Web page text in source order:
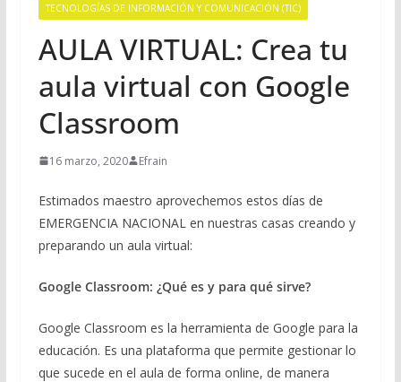
TECNOLOGÍAS DE INFORMACIÓN Y COMUNICACIÓN (TIC)
AULA VIRTUAL: Crea tu
aula virtual con Google
Classroom
16 marzo, 2020 Efrain
Estimados maestro aprovechemos estos días de
EMERGENCIA NACIONAL en nuestras casas creando y
preparando un aula virtual:
Google Classroom: ¿Qué es y para qué sirve?
Google Classroom es la herramienta de Google para la
educación. Es una plataforma que permite gestionar lo
que sucede en el aula de forma online, de manera